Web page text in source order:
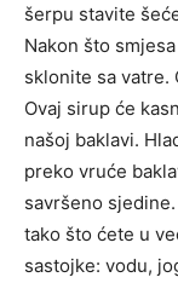
šerpu stavite
Nakon što
sklonite sa vatre.
Ovaj sirup će
našoj baklavi.
preko vruće
savršeno
tako što ćete u
sastojke: vodu,